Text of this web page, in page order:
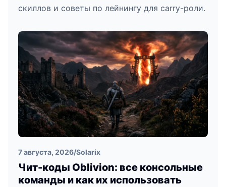
скиллов и советы по лейнингу для carry-роли.
7 августа, 2026/Solarix
Чит-коды Oblivion: все консольные
команды и как их использовать